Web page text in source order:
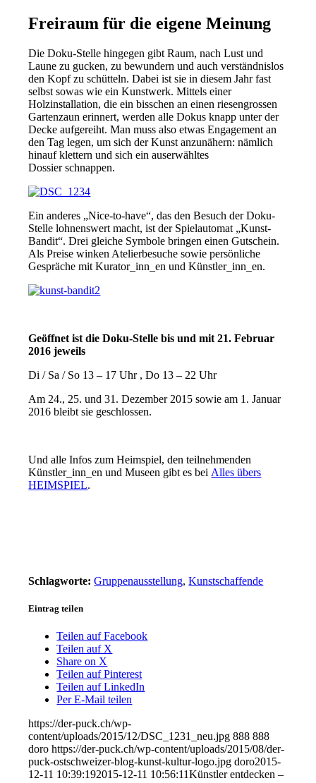
Freiraum für die eigene Meinung
Die Doku-Stelle hingegen gibt Raum, nach Lust und
Laune zu gucken, zu bewundern und auch verständnislos
den Kopf zu schütteln. Dabei ist sie in diesem Jahr fast
selbst sowas wie ein Kunstwerk. Mittels einer
Holzinstallation, die ein bisschen an einen riesengrossen
Gartenzaun erinnert, werden alle Dokus knapp unter der
Decke aufgereiht. Man muss also etwas Engagement an
den Tag legen, um sich der Kunst anzunähern: nämlich
hinauf klettern und sich ein auserwähltes
Dossier schnappen.
Ein anderes „Nice-to-have“, das den Besuch der Doku-
Stelle lohnenswert macht, ist der Spielautomat „Kunst-
Bandit“. Drei gleiche Symbole bringen einen Gutschein.
Als Preise winken Atelierbesuche sowie persönliche
Gespräche mit Kurator_inn_en und Künstler_inn_en.
Geöffnet ist die Doku-Stelle bis und mit 21. Februar
2016 jeweils
Di / Sa / So 13 – 17 Uhr , Do 13 – 22 Uhr
Am 24., 25. und 31. Dezember 2015 sowie am 1. Januar
2016 bleibt sie geschlossen.
Und alle Infos zum Heimspiel, den teilnehmenden
Künstler_inn_en und Museen gibt es bei Alles übers
HEIMSPIEL.
Schlagworte: Gruppenausstellung,Kunstschaffende
Eintrag teilen
Teilen auf Facebook
Teilen auf X
Share on X
Teilen auf Pinterest
Teilen auf LinkedIn
Per E-Mail teilen
https://der-puck.ch/wp-
content/uploads/2015/12/DSC_1231_neu.jpg 888 888
doro https://der-puck.ch/wp-content/uploads/2015/08/der-
puck-ostschweizer-blog-kunst-kultur-logo.jpg doro2015-
12-11 10:39:192015-12-11 10:56:11Künstler entdecken –